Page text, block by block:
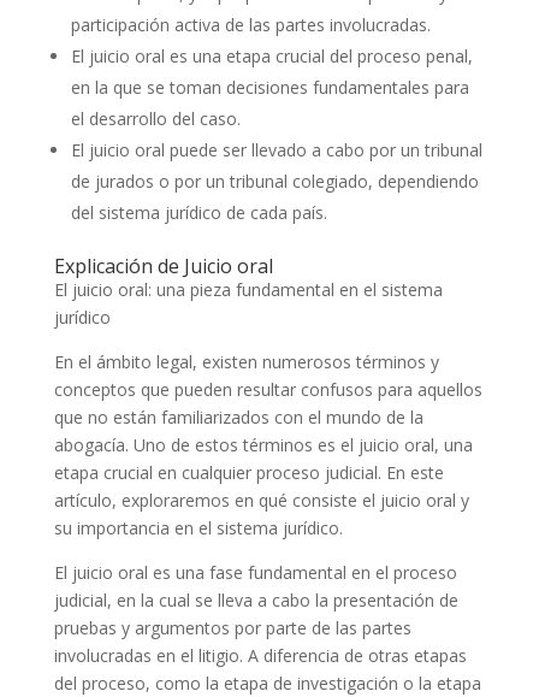
participación activa de las partes involucradas.
El juicio oral es una etapa crucial del proceso penal,
en la que se toman decisiones fundamentales para
el desarrollo del caso.
El juicio oral puede ser llevado a cabo por un tribunal
de jurados o por un tribunal colegiado, dependiendo
del sistema jurídico de cada país.
Explicación de Juicio oral
El juicio oral: una pieza fundamental en el sistema
jurídico
En el ámbito legal, existen numerosos términos y
conceptos que pueden resultar confusos para aquellos
que no están familiarizados con el mundo de la
abogacía. Uno de estos términos es el juicio oral, una
etapa crucial en cualquier proceso judicial. En este
artículo, exploraremos en qué consiste el juicio oral y
su importancia en el sistema jurídico.
El juicio oral es una fase fundamental en el proceso
judicial, en la cual se lleva a cabo la presentación de
pruebas y argumentos por parte de las partes
involucradas en el litigio. A diferencia de otras etapas
del proceso, como la etapa de investigación o la etapa